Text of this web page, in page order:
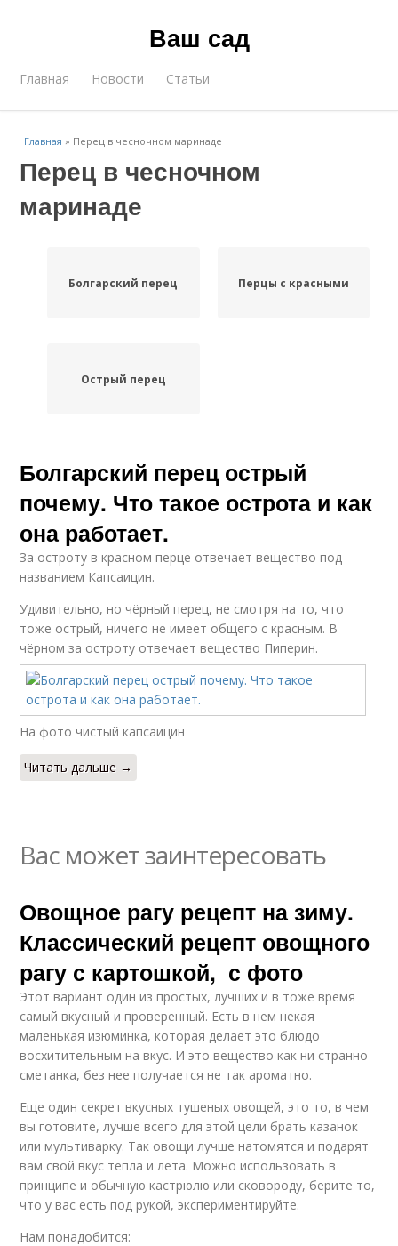
Ваш сад
Главная Новости Статьи
Главная » Перец в чесночном маринаде
Перец в чесночном
маринаде
Болгарский перец Перцы с красными
Острый перец
Болгарский перец острый
почему. Что такое острота и как
она работает.
За остроту в красном перце отвечает вещество под
названием Капсаицин.
Удивительно, но чёрный перец, не смотря на то, что
тоже острый, ничего не имеет общего с красным. В
чёрном за остроту отвечает вещество Пиперин.
На фото чистый капсаицин
Читать дальше →
Вас может заинтересовать
Овощное рагу рецепт на зиму.
Классический рецепт овощного
рагу с картошкой, с фото
Этот вариант один из простых, лучших и в тоже время
самый вкусный и проверенный. Есть в нем некая
маленькая изюминка, которая делает это блюдо
восхитительным на вкус. И это вещество как ни странно
сметанка, без нее получается не так ароматно.
Еще один секрет вкусных тушеных овощей, это то, в чем
вы готовите, лучше всего для этой цели брать казанок
или мультиварку. Так овощи лучше натомятся и подарят
вам свой вкус тепла и лета. Можно использовать в
принципе и обычную кастрюлю или сковороду, берите то,
что у вас есть под рукой, экспериментируйте.
Нам понадобится: